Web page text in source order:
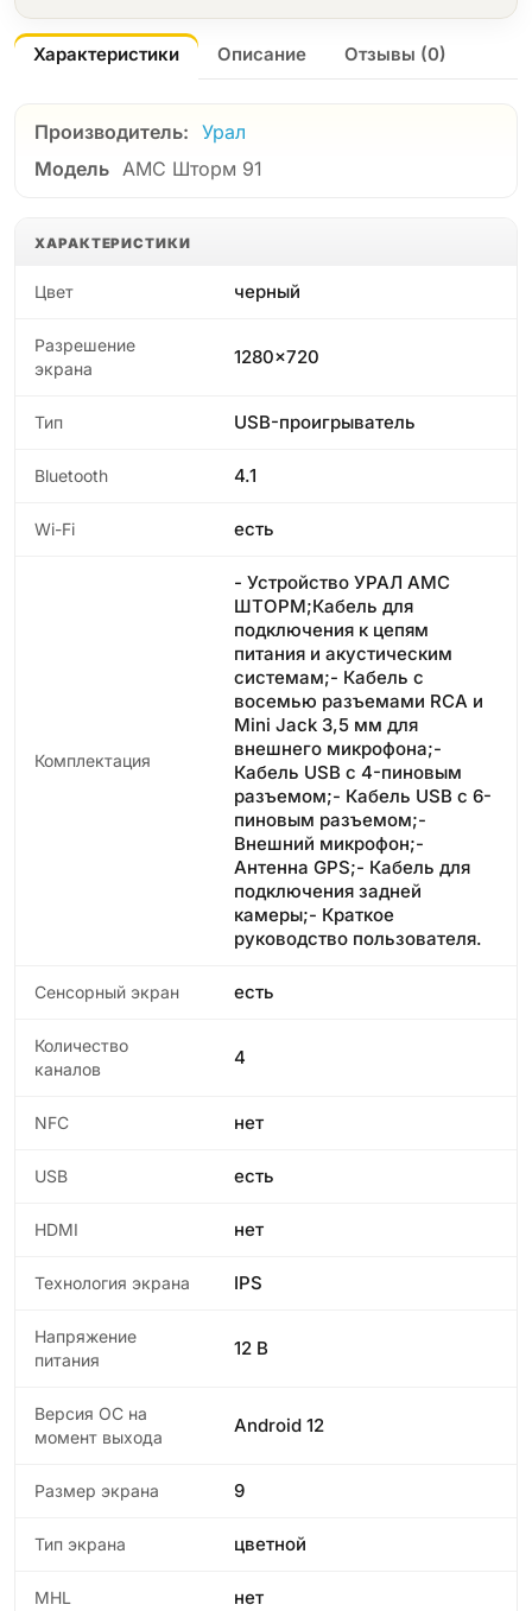
Характеристики Описание Отзывы (0)
Производитель: Урал
Модель АМС Шторм 91
ХАРАКТЕРИСТИКИ
Цвет черный
Разрешение
экрана
1280x720
Тип USB-проигрыватель
Bluetooth 4.1
Wi-Fi есть
Комплектация
- Устройство УРАЛ АМС
ШТОРМ;Кабель для
подключения к цепям
питания и акустическим
системам;- Кабель с
восемью разъемами RCA и
Mini Jack 3,5 мм для
внешнего микрофона;-
Кабель USB с 4-пиновым
разъемом;- Кабель USB с 6-
пиновым разъемом;-
Внешний микрофон;-
Антенна GPS;- Кабель для
подключения задней
камеры;- Краткое
руководство пользователя.
Сенсорный экран есть
Количество
каналов
4
NFC нет
USB есть
HDMI нет
Технология экрана IPS
Напряжение
питания
12 В
Версия ОС на
момент выхода
Android 12
Размер экрана 9
Тип экрана цветной
MHL нет